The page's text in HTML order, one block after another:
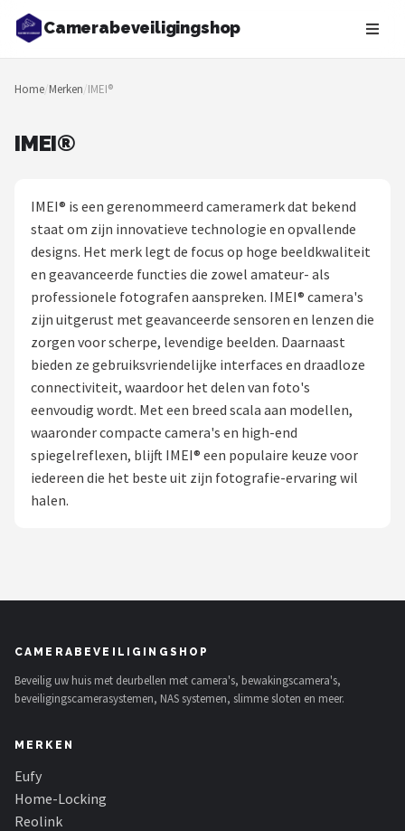
Camerabeveiligingshop
Zoeken
NAVIGATIE
Blog
Beveiligingscamera's
Camera Deurbellen
NAS
Shop
Eufy
Home-Locking
TP-Link
Teceye
Smartwares
Home/Merken/IMEI®
IMEI®
IMEI® is een gerenommeerd cameramerk dat bekend
staat om zijn innovatieve technologie en opvallende
designs. Het merk legt de focus op hoge beeldkwaliteit
en geavanceerde functies die zowel amateur- als
professionele fotografen aanspreken. IMEI® camera's
zijn uitgerust met geavanceerde sensoren en lenzen die
zorgen voor scherpe, levendige beelden. Daarnaast
bieden ze gebruiksvriendelijke interfaces en draadloze
connectiviteit, waardoor het delen van foto's
eenvoudig wordt. Met een breed scala aan modellen,
waaronder compacte camera's en high-end
spiegelreflexen, blijft IMEI® een populaire keuze voor
iedereen die het beste uit zijn fotografie-ervaring wil
halen.
CAMERABEVEILIGINGSHOP
Beveilig uw huis met deurbellen met camera's, bewakingscamera's,
beveiligingscamerasystemen, NAS systemen, slimme sloten en meer.
MERKEN
Eufy
Home-Locking
Reolink